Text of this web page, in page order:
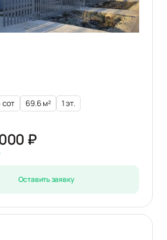
сот 69.6 м² 1 эт.
₽
Оставить заявку